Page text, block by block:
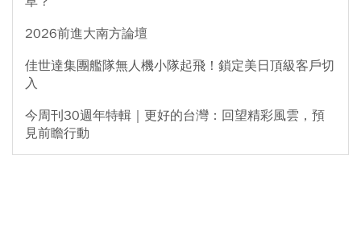
2026前進大南方論壇
佳世達集團艦隊無人機小隊起飛！鎖定美日頂級客戶切
入
今周刊30週年特輯｜更好的台灣：回望精彩風雲，預
見前瞻行動